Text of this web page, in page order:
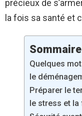
précieux de
la fois sa santé et
Sommaire
Quelques
le
Préparer le
le stress et la